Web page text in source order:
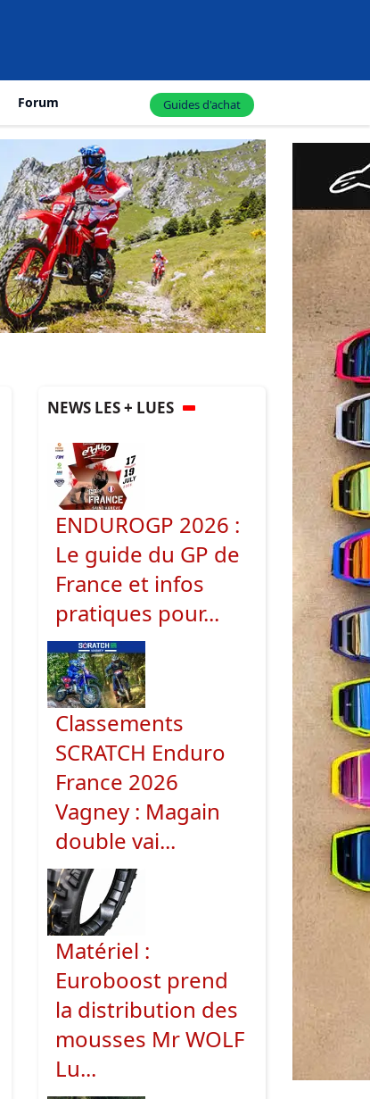
Forum Guides d'achat
NEWS LES + LUES
ENDUROGP 2026 :
Le guide du GP de
France et infos
pratiques pour...
Classements
SCRATCH Enduro
France 2026
Vagney : Magain
double vai...
Matériel :
Euroboost prend
la distribution des
mousses Mr WOLF
Lu...